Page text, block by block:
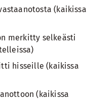
(kaikissa
merkitty selkeästi
hisseille (kaikissa
(kaikissa